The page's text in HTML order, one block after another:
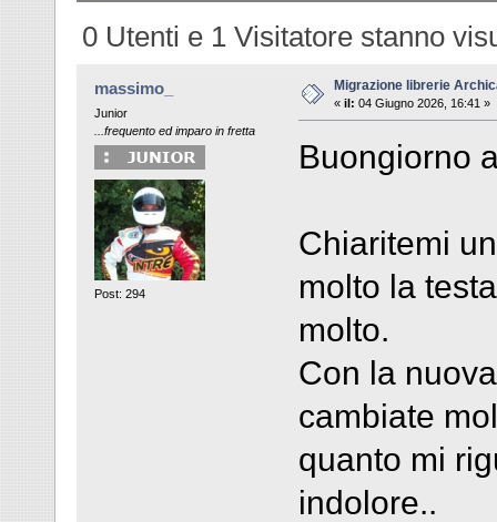
0 Utenti e 1 Visitatore stanno
massimo_
Junior
...frequento ed imparo in fretta
Post: 294
Migrazione librerie
« il: 04 Giugno 2026, 16:41 »
Buongiorno
Chiaritemi
molto la
molto.
Con la
cambiate
quanto mi
indolore..